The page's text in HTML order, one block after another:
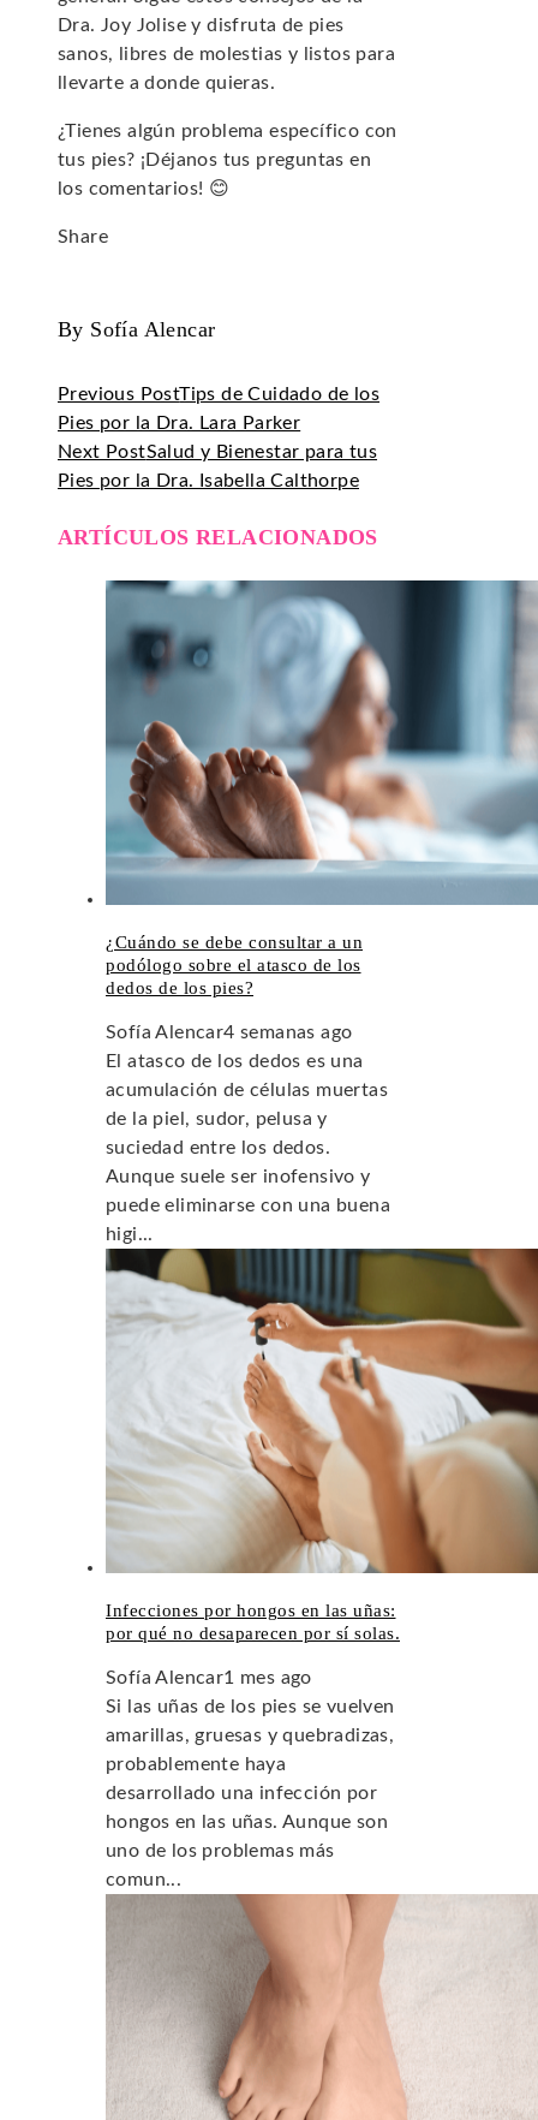
Dra. Joy Jolise y disfruta de pies
sanos, libres de molestias y listos para
llevarte a donde quieras.
¿Tienes algún problema específico con
tus pies? ¡Déjanos tus preguntas en
los comentarios! 😊
Share
By Sofía Alencar
Previous PostTips de Cuidado de los
Pies por la Dra. Lara Parker
Next PostSalud y Bienestar para tus
Pies por la Dra. Isabella Calthorpe
ARTÍCULOS RELACIONADOS
¿Cuándo se debe consultar a un
podólogo sobre el atasco de los
dedos de los pies?
Sofía Alencar4 semanas ago
El atasco de los dedos es una
acumulación de células muertas
de la piel, sudor, pelusa y
suciedad entre los dedos.
Aunque suele ser inofensivo y
puede eliminarse con una buena
higi...
Infecciones por hongos en las uñas:
por qué no desaparecen por sí solas.
Sofía Alencar1 mes ago
Si las uñas de los pies se vuelven
amarillas, gruesas y quebradizas,
probablemente haya
desarrollado una infección por
hongos en las uñas. Aunque son
uno de los problemas más
comun...